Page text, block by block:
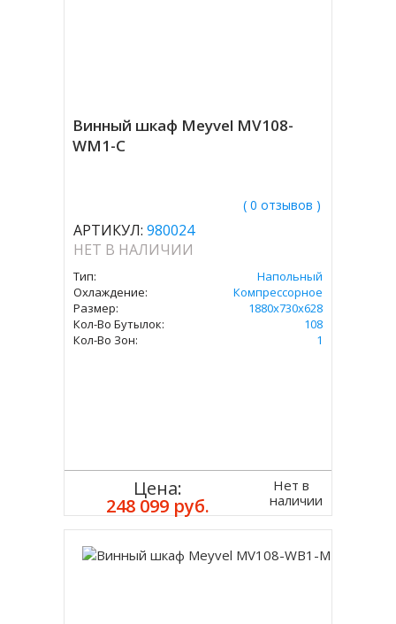
Винный шкаф Meyvel MV108-
WM1-C
( 0 отзывов )
АРТИКУЛ: 980024
НЕТ В НАЛИЧИИ
Тип:
Напольный
Охлаждение:
Компрессорное
Размер:
1880х730х628
Кол-Во Бутылок:
108
Кол-Во Зон:
1
Цена:
248 099 руб.
Нет в
наличии